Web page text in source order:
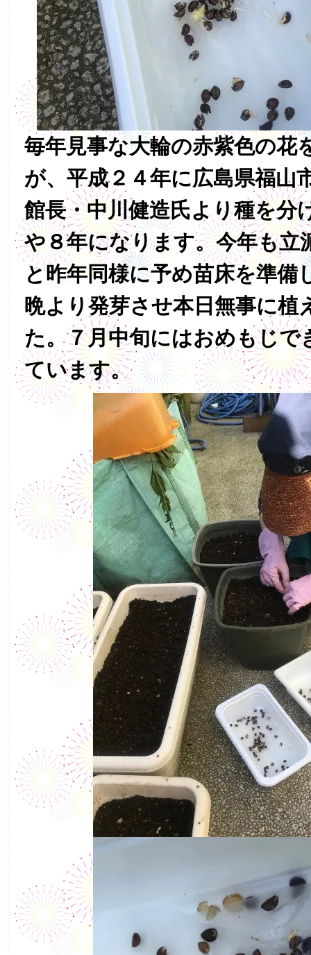
毎年見事な大輪の赤紫色の花
が、平成２４年に広島県福山
館長・中川健造氏より種を分
や８年になります。今年も立
と昨年同様に予め苗床を準備
晩より発芽させ本日無事に植
た。７月中旬にはおめもじで
ています。